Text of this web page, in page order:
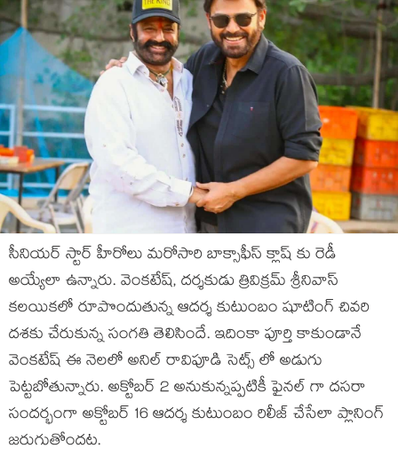
సీనియర్ స్టార్ హీరోలు మరోసారి బాక్సాఫీస్ క్లాష్ కు రెడీ
అయ్యేలా ఉన్నారు. వెంకటేష్, దర్శకుడు త్రివిక్రమ్ శ్రీనివాస్
కలయికలో రూపొందుతున్న ఆదర్శ కుటుంబం షూటింగ్ చివరి
దశకు చేరుకున్న సంగతి తెలిసిందే. ఇదింకా పూర్తి కాకుండానే
వెంకటేష్ ఈ నెలలో అనిల్ రావిపూడి సెట్స్ లో అడుగు
పెట్టబోతున్నారు. అక్టోబర్ 2 అనుకున్నప్పటికీ ఫైనల్ గా దసరా
సందర్భంగా అక్టోబర్ 16 ఆదర్శ కుటుంబం రిలీజ్ చేసేలా ప్లానింగ్
జరుగుతోందట.